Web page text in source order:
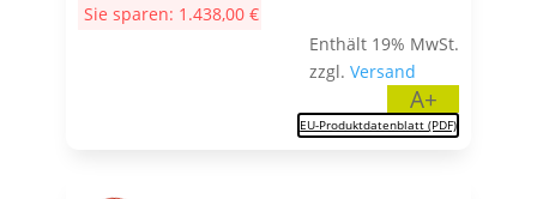
3.637,00 €
Sie sparen: 1.438,00 €
Enthält 19% MwSt.
zzgl.Versand
A+
EU-Produktdatenblatt (PDF)